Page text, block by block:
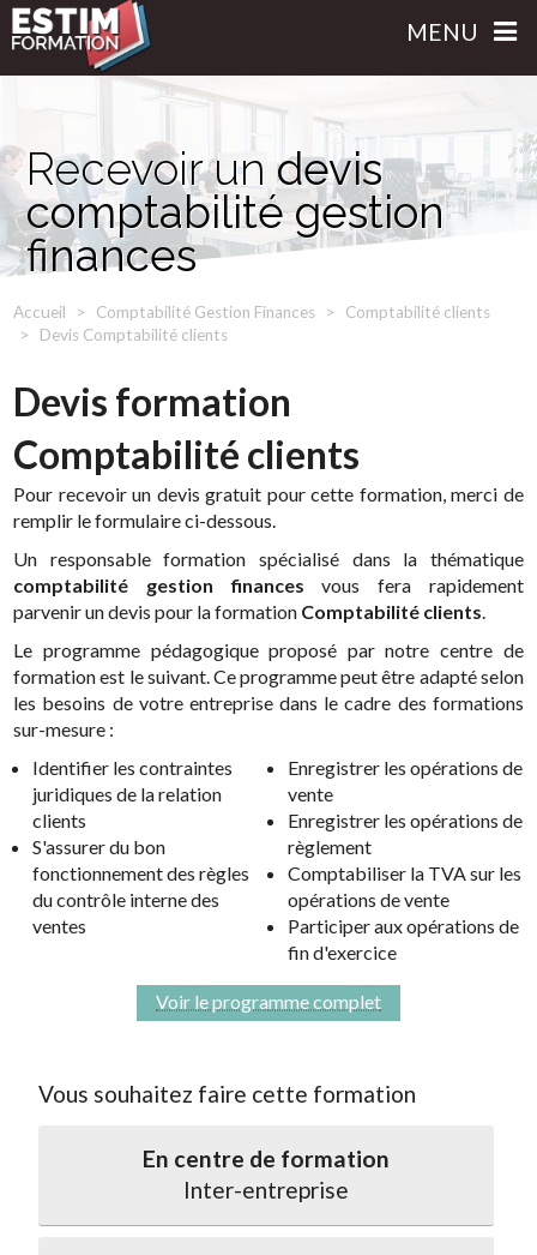
MENU
Recevoir undevis
comptabilité gestion
finances
Accueil Comptabilité Gestion Finances
Comptabilité clients
Devis Comptabilité clients
Devis formation
Comptabilité clients
Pour recevoir un devis gratuit pour cette formation, merci de
remplir le formulaire ci-dessous.
Un responsable formation spécialisé dans la thématique
comptabilité gestion finances vous fera rapidement
parvenir un devis pour la formation Comptabilité clients.
Le programme pédagogique proposé par notre centre de
formation est le suivant. Ce programme peut être adapté selon
les besoins de votre entreprise dans le cadre des formations
sur-mesure :
Identifier les contraintes
juridiques de la relation
clients
S'assurer du bon
fonctionnement des règles
du contrôle interne des
ventes
Enregistrer les opérations de
vente
Enregistrer les opérations de
règlement
Comptabiliser la TVA sur les
opérations de vente
Participer aux opérations de
fin d'exercice
Voir le programme complet
Vous souhaitez faire cette formation
En centre de formation
Inter-entreprise